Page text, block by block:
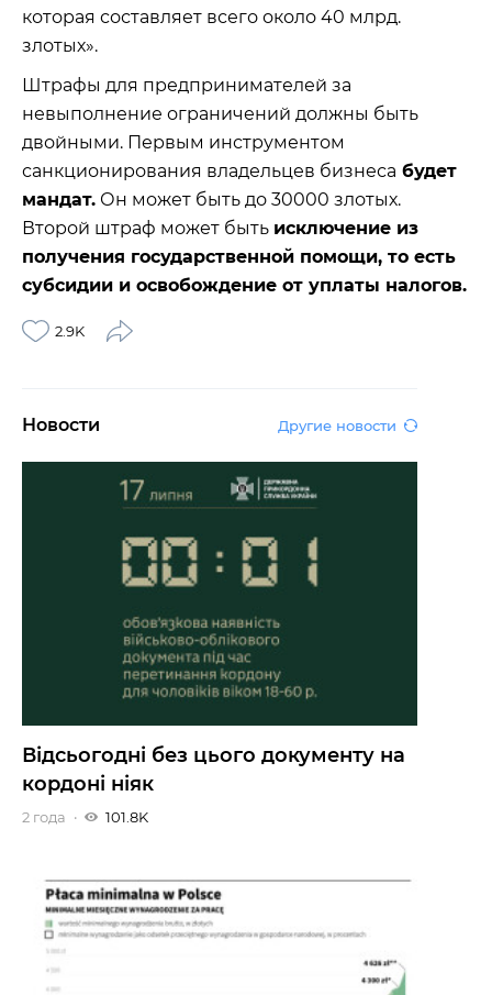
которая составляет всего около 40 млрд.
злотых».
Штрафы для предпринимателей за
невыполнение ограничений должны быть
двойными. Первым инструментом
санкционирования владельцев бизнеса будет
мандат. Он может быть до 30000 злотых.
Второй штраф может быть исключение из
получения государственной помощи, то есть
субсидии и освобождение от уплаты налогов.
2.9K
Новости Другие новости
Відсьогодні без цього документу на
кордоні ніяк
2 года 101.8K